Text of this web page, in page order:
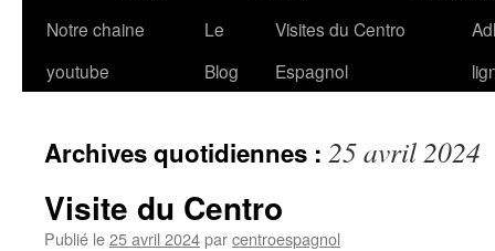
Notre chaine
youtube
Le
Blog
Visites du Centro
Espagnol
Archives quotidiennes : 25 avril 2024
Visite du Centro
Publié le25 avril 2024parcentroespagnol